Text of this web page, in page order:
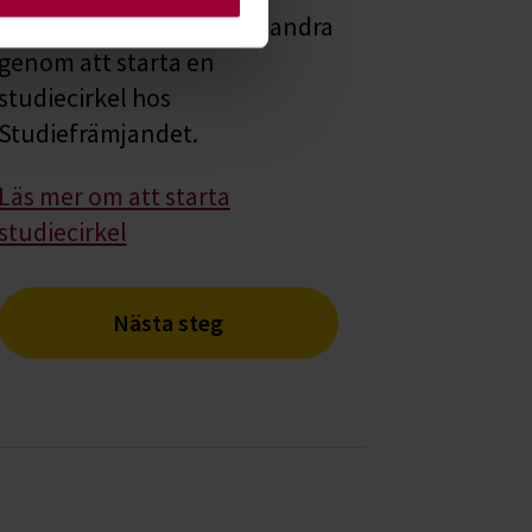
dig tillsammans med andra
genom att starta en
studiecirkel hos
Studiefrämjandet.
Läs mer om att starta
studiecirkel
Nästa steg